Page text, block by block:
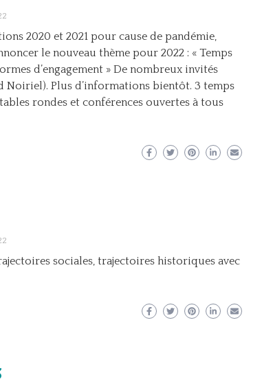
2020 et 2021 pour cause de pandémie,
le nouveau thème pour 2022 : « Temps
d’engagement » De nombreux invités
Noiriel). Plus d’informations bientôt. 3 temps
rondes et conférences ouvertes à tous
sociales, trajectoires historiques avec